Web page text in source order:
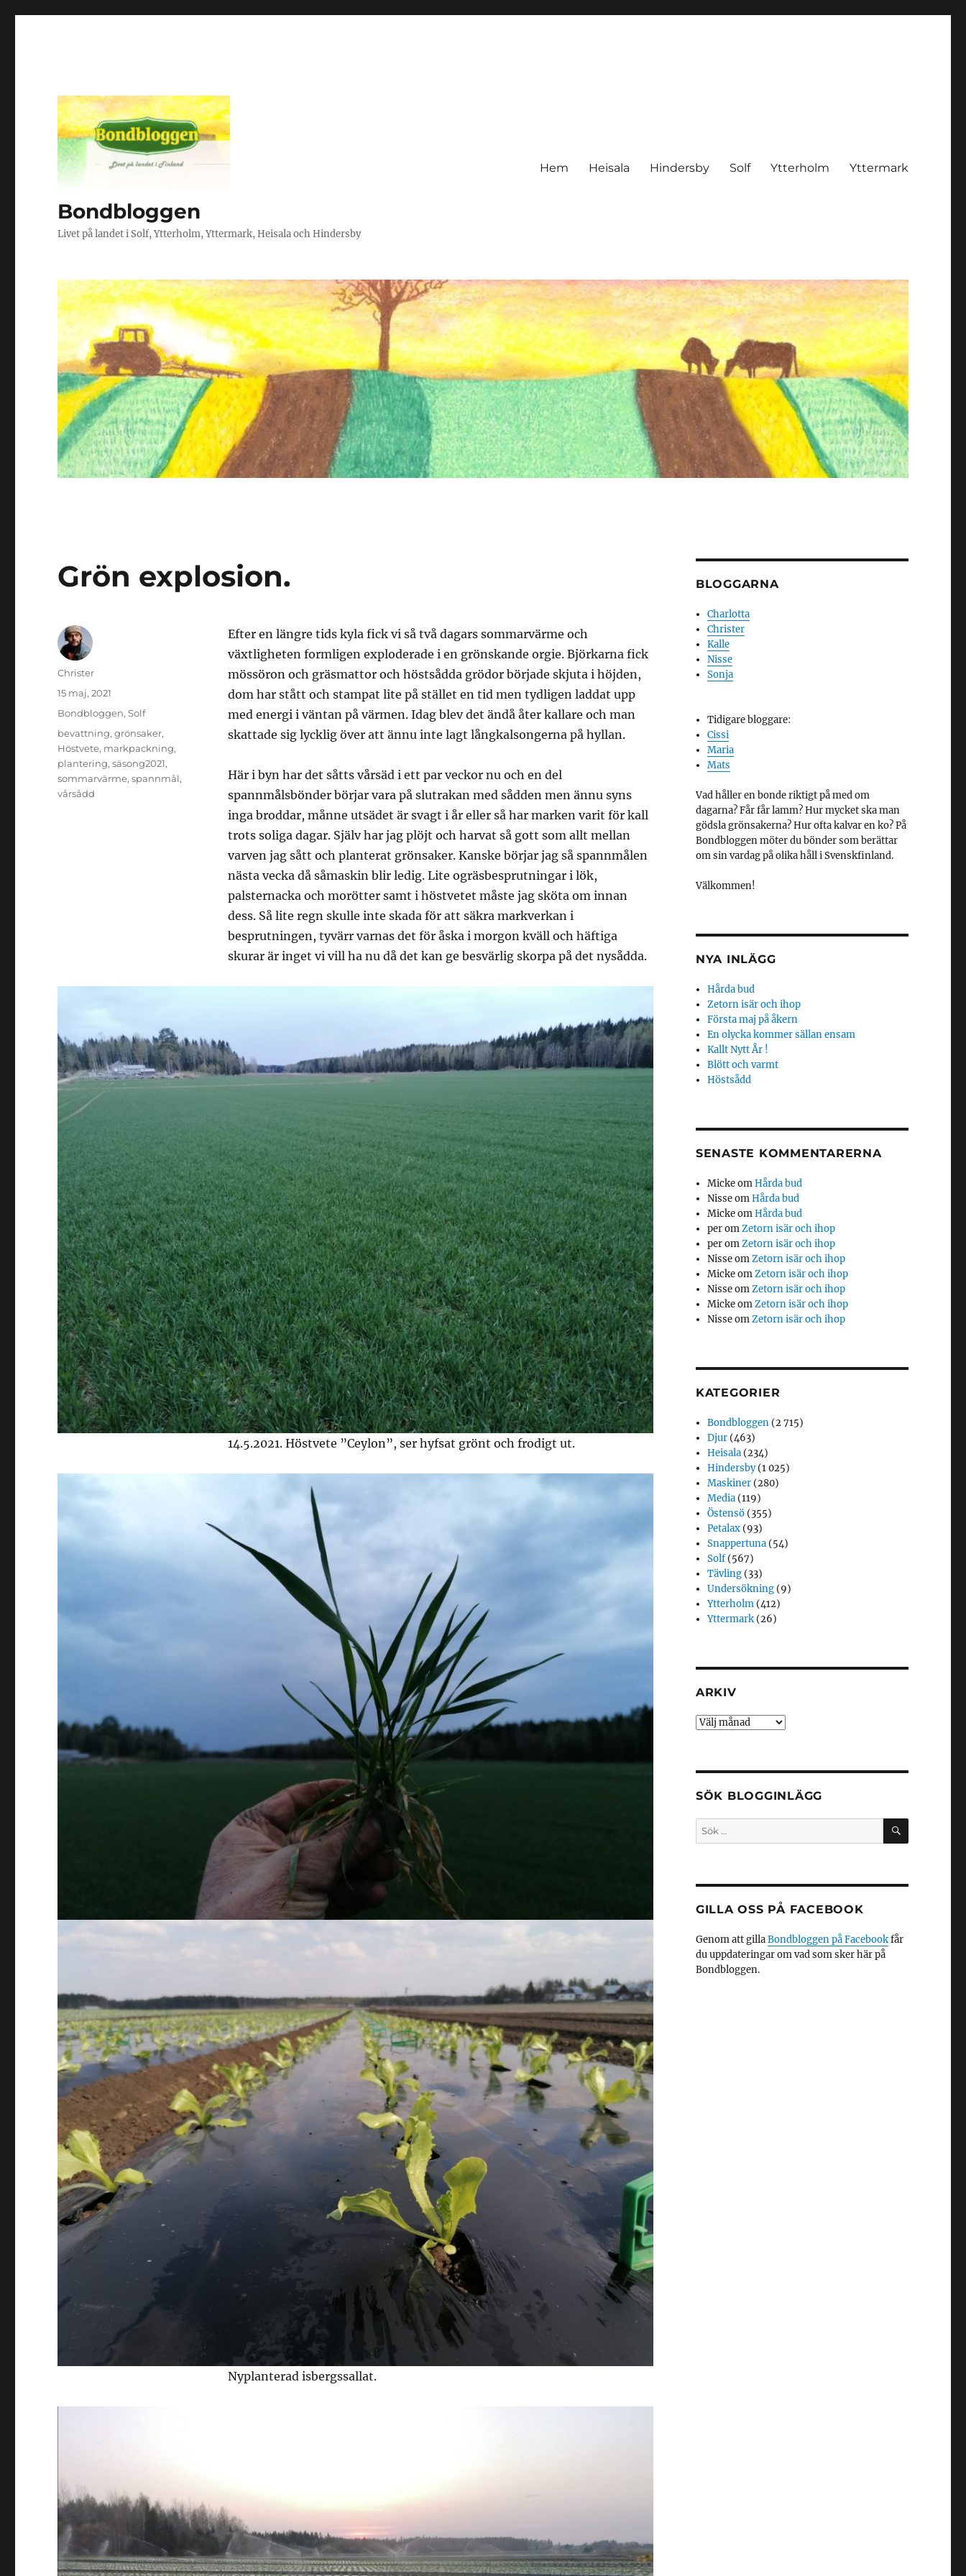
Bondbloggen
Livet på landet i Solf, Ytterholm, Yttermark, Heisala och Hindersby
Hem Heisala Hindersby Solf Ytterholm Yttermark
Grön explosion.
Efter en längre tids kyla fick vi så två dagars sommarvärme och
växtligheten formligen exploderade i en grönskande orgie. Björkarna fick
mössöron och gräsmattor och höstsådda grödor började skjuta i höjden,
dom har stått och stampat lite på stället en tid men tydligen laddat upp
med energi i väntan på värmen. Idag blev det ändå åter kallare och man
skattade sig lycklig över att ännu inte lagt långkalsongerna på hyllan.
Här i byn har det såtts vårsäd i ett par veckor nu och en del
spannmålsbönder börjar vara på slutrakan med sådden men ännu syns
inga broddar, månne utsädet är svagt i år eller så har marken varit för kall
trots soliga dagar. Själv har jag plöjt och harvat så gott som allt mellan
varven jag sått och planterat grönsaker. Kanske börjar jag så spannmålen
nästa vecka då såmaskin blir ledig. Lite ogräsbesprutningar i lök,
palsternacka och morötter samt i höstvetet måste jag sköta om innan
dess. Så lite regn skulle inte skada för att säkra markverkan i
besprutningen, tyvärr varnas det för åska i morgon kväll och häftiga
skurar är inget vi vill ha nu då det kan ge besvärlig skorpa på det nysådda.
14.5.2021. Höstvete ”Ceylon”, ser hyfsat grönt och frodigt ut.
Nyplanterad isbergssallat.
Författare
Christer
Publicerat
15 maj, 2021
Kategorier
Bondbloggen,Solf
Etiketter
bevattning,grönsaker,
Höstvete, markpackning,
plantering,säsong2021,
sommarvärme,spannmål,
vårsådd
BLOGGARNA
Charlotta
Christer
Kalle
Nisse
Sonja
Tidigare bloggare:
Cissi
Maria
Mats
Vad håller en bonde riktigt på med om
dagarna? Får får lamm? Hur mycket ska man
gödsla grönsakerna? Hur ofta kalvar en ko? På
Bondbloggen möter du bönder som berättar
om sin vardag på olika håll i Svenskfinland.
Välkommen!
NYA INLÄGG
Hårda bud
Zetorn isär och ihop
Första maj på åkern
En olycka kommer sällan ensam
Kallt Nytt År !
Blött och varmt
Höstsådd
SENASTE KOMMENTARERNA
MickeomHårda bud
NisseomHårda bud
MickeomHårda bud
peromZetorn isär och ihop
peromZetorn isär och ihop
NisseomZetorn isär och ihop
MickeomZetorn isär och ihop
NisseomZetorn isär och ihop
MickeomZetorn isär och ihop
NisseomZetorn isär och ihop
KATEGORIER
Bondbloggen (2 715)
Djur (463)
Heisala (234)
Hindersby(1 025)
Maskiner (280)
Media (119)
Östensö (355)
Petalax (93)
Snappertuna (54)
Solf(567)
Tävling (33)
Undersökning (9)
Ytterholm (412)
Yttermark (26)
ARKIV
Arkiv
SÖK BLOGGINLÄGG
Sök
efter:
SÖK
GILLA OSS PÅ FACEBOOK
Genom att gillaBondbloggen på Facebookfår
du uppdateringar om vad som sker här på
Bondbloggen.